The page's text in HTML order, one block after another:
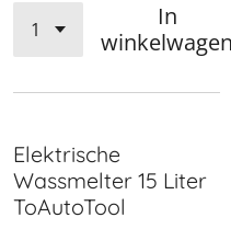
In
Elektrische
Wassmelter 15 Liter
ToAutoTool